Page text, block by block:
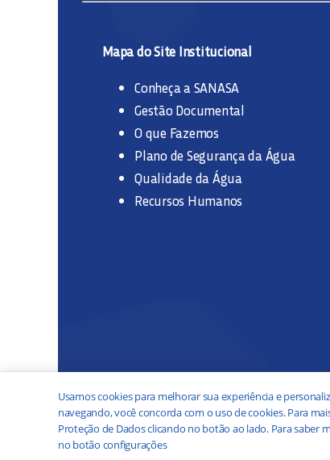
Mapa do Site Institucional
Conheça a SANASA
Gestão Documental
O que Fazemos
Plano de Segurança da Água
Qualidade da Água
Recursos Humanos
Usamos cookies para melhorar sua experiência e
navegando, você concorda com o uso de cookies. Para
Proteção de Dados clicando no botão ao lado. Para saber
no botão configurações